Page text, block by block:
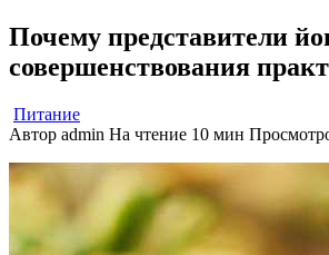
Почему представители
совершенствования
Питание
Автор admin На чтение 10 мин